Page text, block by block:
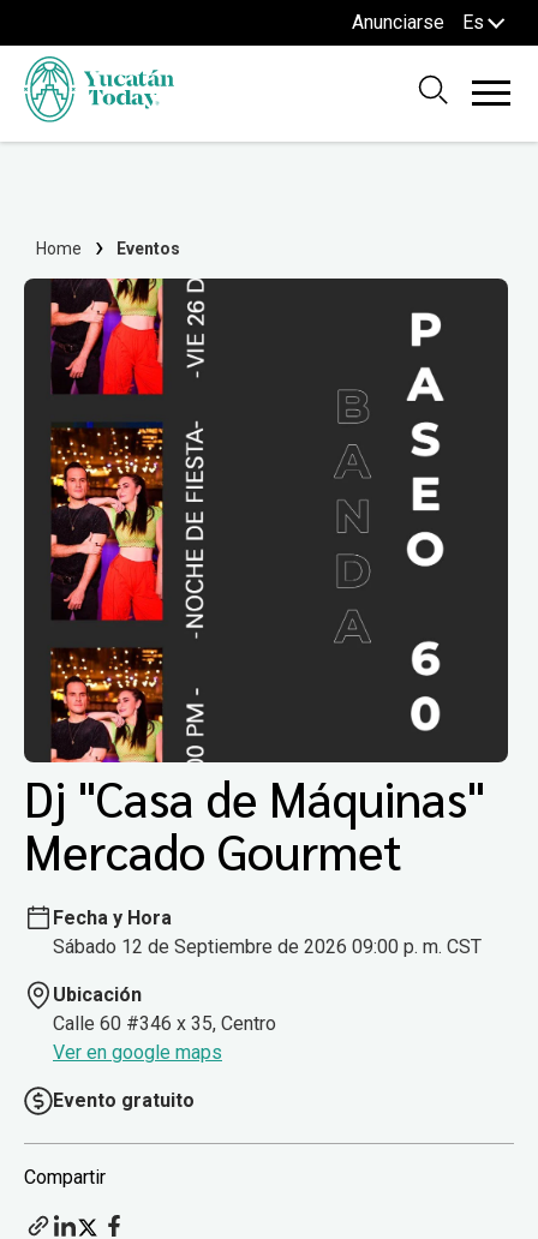
Anunciarse Es
Home Eventos
Dj "Casa de Máquinas"
Mercado Gourmet
Fecha y Hora
Sábado 12 de Septiembre de 2026 09:00 p. m. CST
Ubicación
Calle 60 #346 x 35, Centro
Ver en google maps
Evento gratuito
Compartir